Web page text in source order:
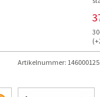
Artikelnummer: 146000125